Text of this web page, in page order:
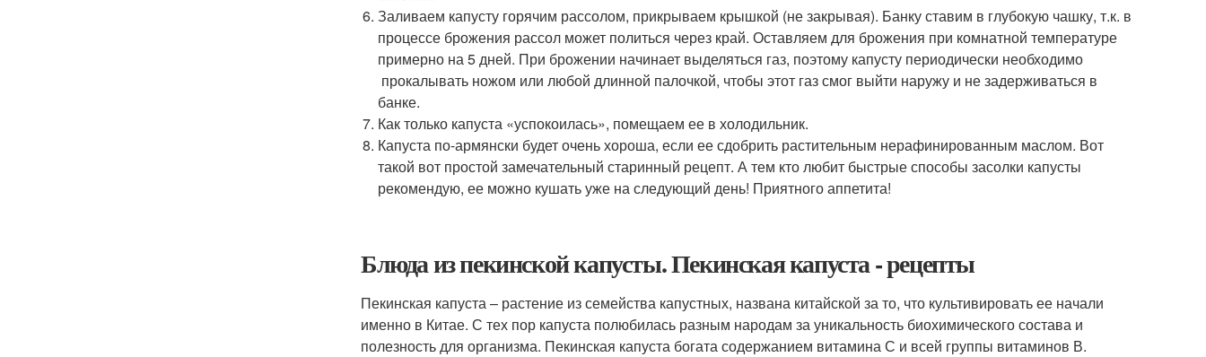
Заливаем капусту горячим рассолом, прикрываем крышкой (не закрывая). Банку ставим в глубокую чашку, т.к. в
процессе брожения рассол может политься через край. Оставляем для брожения при комнатной температуре
примерно на 5 дней. При брожении начинает выделяться газ, поэтому капусту периодически необходимо
прокалывать ножом или любой длинной палочкой, чтобы этот газ смог выйти наружу и не задерживаться в
банке.
Как только капуста «успокоилась», помещаем ее в холодильник.
Капуста по-армянски будет очень хороша, если ее сдобрить растительным нерафинированным маслом. Вот
такой вот простой замечательный старинный рецепт. А тем кто любит быстрые способы засолки капусты
рекомендую, ее можно кушать уже на следующий день! Приятного аппетита!
Блюда из пекинской капусты. Пекинская капуста - рецепты
Пекинская капуста – растение из семейства капустных, названа китайской за то, что культивировать ее начали
именно в Китае. С тех пор капуста полюбилась разным народам за уникальность биохимического состава и
полезность для организма. Пекинская капуста богата содержанием витамина С и всей группы витаминов В.